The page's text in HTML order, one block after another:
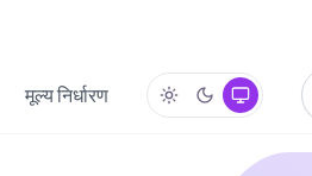
मूल्य निर्धारण